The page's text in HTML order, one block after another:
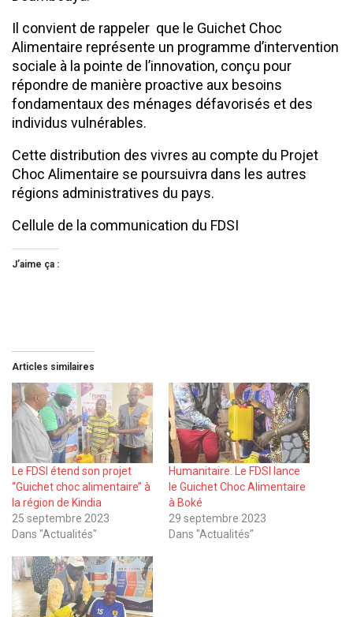
Il convient de rappeler que le Guichet Choc
Alimentaire représente un programme d’intervention
sociale à la pointe de l’innovation, conçu pour
répondre de manière proactive aux besoins
fondamentaux des ménages défavorisés et des
individus vulnérables.
Cette distribution des vivres au compte du Projet
Choc Alimentaire se poursuivra dans les autres
régions administratives du pays.
Cellule de la communication du FDSI
J’aime ça :
Articles similaires
Le FDSI étend son projet
‘‘Guichet choc alimentaire’’ à
la région de Kindia
25 septembre 2023
Dans "Actualités"
Humanitaire. Le FDSI lance
le Guichet Choc Alimentaire
à Boké
29 septembre 2023
Dans "Actualités"